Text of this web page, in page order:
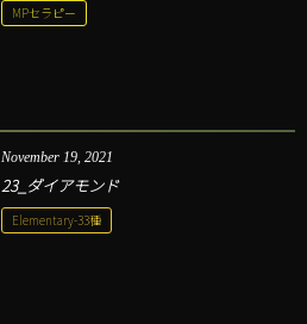
MPセラピー
November 19 ,2021
23_ダイアモンド
Elementary-33種